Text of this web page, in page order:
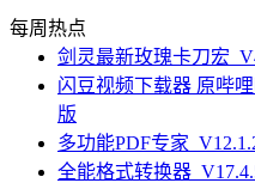
每周热点
剑灵最新玫瑰卡刀宏
闪豆视频下载器 原哔
版
多功能PDF专家
全能格式转换器